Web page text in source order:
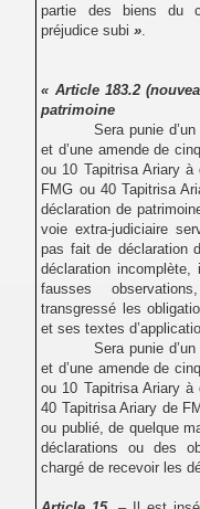
partie des biens du
préjudice subi ».
« Article 183.2
patrimoine
Sera punie
et d’une amende de
ou 10 Tapitrisa Ariary
FMG ou 40 Tapitrisa
déclaration de
voie extra-judiciaire
pas fait de déclaration
déclaration
fausses
transgressé les
et ses textes
Sera punie
et d’une amende de
ou 10 Tapitrisa Ariary
40 Tapitrisa Ariary de
ou publié, de quelque
déclarations ou des
chargé de recevoir les